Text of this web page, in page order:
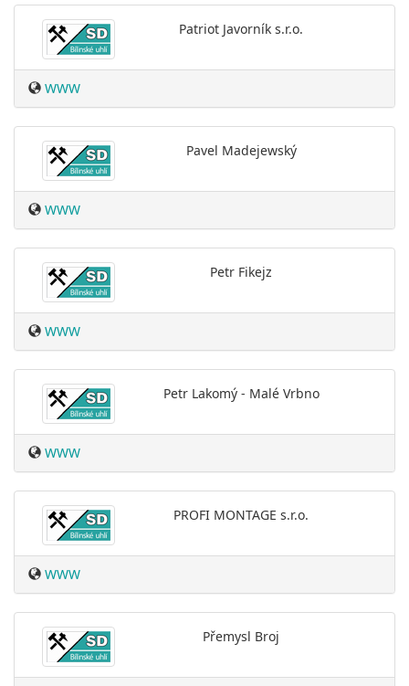
Patriot Javorník s.r.o.
WWW
Pavel Madejewský
WWW
Petr Fikejz
WWW
Petr Lakomý - Malé Vrbno
WWW
PROFI MONTAGE s.r.o.
WWW
Přemysl Broj